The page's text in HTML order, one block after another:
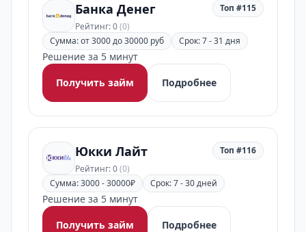
Банка Денег
Рейтинг: 0(0)
Топ #115
Сумма: от 3000 до 30000 руб Срок: 7 - 31 дня
Решение за 5 минут
Получить займ
Подробнее
Юкки Лайт
Рейтинг: 0(0)
Топ #116
Сумма: 3000 - 30000₽ Срок: 7 - 30 дней
Решение за 5 минут
Получить займ
Подробнее